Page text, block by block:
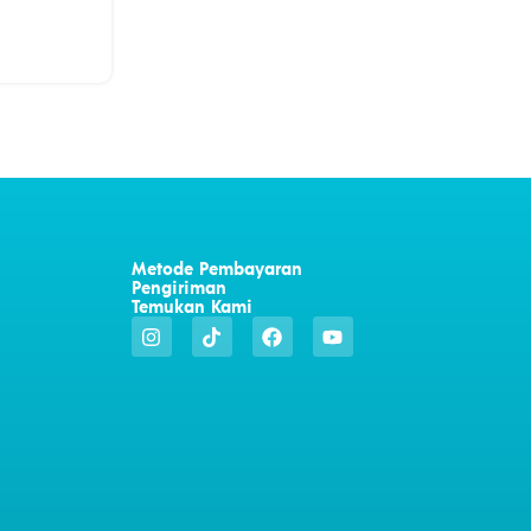
Metode Pembayaran
Pengiriman
Temukan Kami